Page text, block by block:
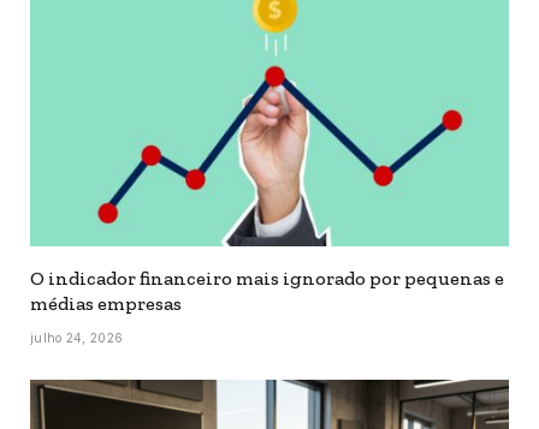
O indicador financeiro mais ignorado por pequenas e
médias empresas
julho 24, 2026